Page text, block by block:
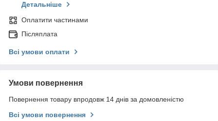
Детальніше
Оплатити частинами
Післяплата
Всі умови оплати
Умови повернення
Повернення товару впродовж 14 днів за домовленістю
Всі умови повернення